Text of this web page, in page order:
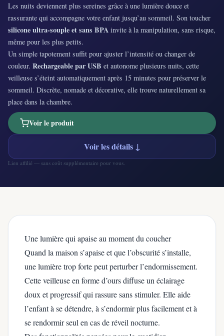
Les nuits deviennent plus sereines grâce à une lumière douce et
rassurante qui accompagne votre enfant jusqu’au sommeil. Son toucher
silicone ultra‑souple et sans BPA invite à la manipulation, sans risque,
même pour les plus petits.
Un simple tapotement suffit pour ajuster l’intensité ou changer de
couleur. Rechargeable par USB et autonome plusieurs nuits, cette
veilleuse s’éteint automatiquement après 15 minutes pour préserver le
sommeil. Discrète, nomade et décorative, elle trouve naturellement sa
place dans la chambre.
Voir le produit
Voir les détails ↓
Lien affilié — sans coût supplémentaire pour vous.
Une lumière qui apaise au moment du coucher
Quand la maison s’apaise et que l’obscurité s’installe,
une lumière trop forte peut perturber l’endormissement.
Cette veilleuse en forme d’ours diffuse un éclairage
doux et progressif qui rassure sans stimuler. Elle aide
l’enfant à se détendre, à s’endormir plus facilement et à
se rendormir seul en cas de réveil nocturne.